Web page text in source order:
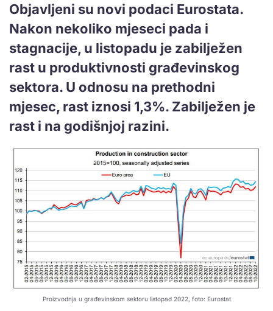
Objavljeni su novi podaci Eurostata.
Nakon nekoliko mjeseci pada i
stagnacije, u listopadu je zabilježen
rast u produktivnosti građevinskog
sektora. U odnosu na prethodni
mjesec, rast iznosi 1,3%. Zabilježen je
rast i na godišnjoj razini.
Proizvodnja u građevinskom sektoru listopad 2022, foto: Eurostat